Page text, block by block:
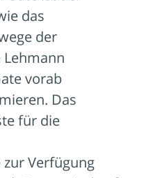
das
der
vorab
Das
für die
Verfügung